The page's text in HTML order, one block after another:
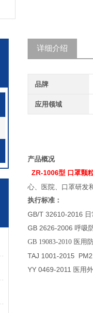
详细介绍
品牌
应用领域
产品概况
ZR-1006型 口罩颗
心、医院、口罩研发
执行标准：
GB/T 32610-2016 日
GB 2626-2006 呼吸
GB 19083-2010 医用
TAJ 1001-2015
YY 0469-2011 医用